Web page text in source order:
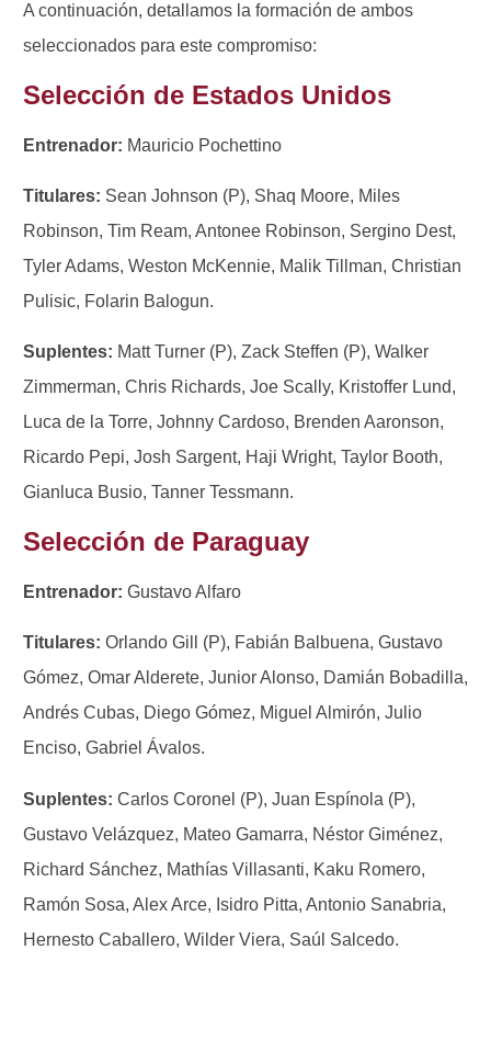
A continuación, detallamos la formación de ambos
seleccionados para este compromiso:
Selección de Estados Unidos
Entrenador: Mauricio Pochettino
Titulares: Sean Johnson (P), Shaq Moore, Miles
Robinson, Tim Ream, Antonee Robinson, Sergino Dest,
Tyler Adams, Weston McKennie, Malik Tillman, Christian
Pulisic, Folarin Balogun.
Suplentes: Matt Turner (P), Zack Steffen (P), Walker
Zimmerman, Chris Richards, Joe Scally, Kristoffer Lund,
Luca de la Torre, Johnny Cardoso, Brenden Aaronson,
Ricardo Pepi, Josh Sargent, Haji Wright, Taylor Booth,
Gianluca Busio, Tanner Tessmann.
Selección de Paraguay
Entrenador: Gustavo Alfaro
Titulares: Orlando Gill (P), Fabián Balbuena, Gustavo
Gómez, Omar Alderete, Junior Alonso, Damián Bobadilla,
Andrés Cubas, Diego Gómez, Miguel Almirón, Julio
Enciso, Gabriel Ávalos.
Suplentes: Carlos Coronel (P), Juan Espínola (P),
Gustavo Velázquez, Mateo Gamarra, Néstor Giménez,
Richard Sánchez, Mathías Villasanti, Kaku Romero,
Ramón Sosa, Alex Arce, Isidro Pitta, Antonio Sanabria,
Hernesto Caballero, Wilder Viera, Saúl Salcedo.